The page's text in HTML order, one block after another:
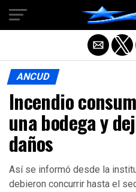
ANCUD
Incendio
una bodega y
daños
Así se informó desde la
debieron concurrir hasta el
Salir de la